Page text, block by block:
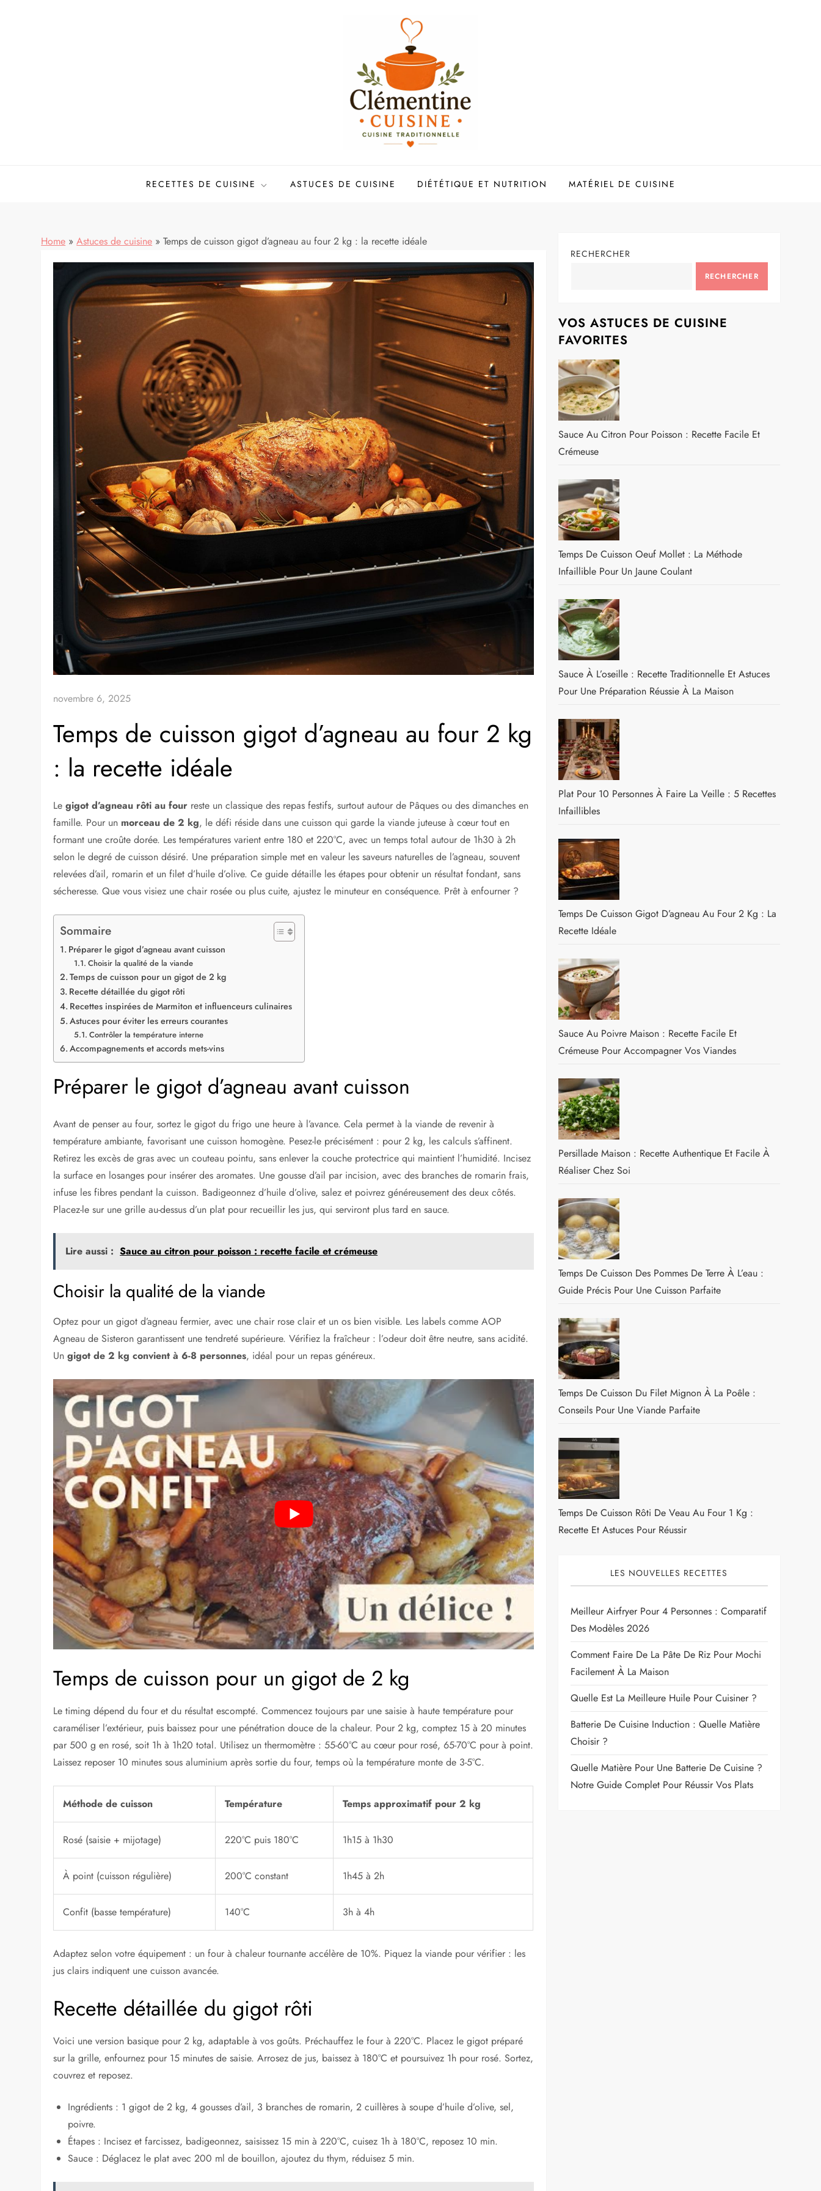
RECETTES DE CUISINE ASTUCES DE CUISINE DIÉTÉTIQUE ET NUTRITION MATÉRIEL DE CUISINE
Home » Astuces de cuisine » Temps de cuisson gigot d’agneau au four 2 kg : la recette idéale
novembre 6, 2025
Temps de cuisson gigot d’agneau au four 2 kg
: la recette idéale
Legigot d’agneau rôti au four reste un classique des repas festifs, surtout autour de Pâques ou des dimanches en
famille. Pour un morceau de 2 kg, le défi réside dans une cuisson qui garde la viande juteuse à cœur tout en
formant une croûte dorée. Les températures varient entre 180 et 220°C, avec un temps total autour de 1h30 à 2h
selon le degré de cuisson désiré. Une préparation simple met en valeur les saveurs naturelles de l’agneau, souvent
relevées d’ail, romarin et un filet d’huile d’olive. Ce guide détaille les étapes pour obtenir un résultat fondant, sans
sécheresse. Que vous visiez une chair rosée ou plus cuite, ajustez le minuteur en conséquence. Prêt à enfourner ?
Sommaire
Préparer le gigot d’agneau avant cuisson
Choisir la qualité de la viande
Temps de cuisson pour un gigot de 2 kg
Recette détaillée du gigot rôti
Recettes inspirées de Marmiton et influenceurs culinaires
Astuces pour éviter les erreurs courantes
Contrôler la température interne
Accompagnements et accords mets-vins
Préparer le gigot d’agneau avant cuisson
Avant de penser au four, sortez le gigot du frigo une heure à l’avance. Cela permet à la viande de revenir à
température ambiante, favorisant une cuisson homogène. Pesez-le précisément : pour 2 kg, les calculs s’affinent.
Retirez les excès de gras avec un couteau pointu, sans enlever la couche protectrice qui maintient l’humidité. Incisez
la surface en losanges pour insérer des aromates. Une gousse d’ail par incision, avec des branches de romarin frais,
infuse les fibres pendant la cuisson. Badigeonnez d’huile d’olive, salez et poivrez généreusement des deux côtés.
Placez-le sur une grille au-dessus d’un plat pour recueillir les jus, qui serviront plus tard en sauce.
Lire aussi : Sauce au citron pour poisson : recette facile et crémeuse
Choisir la qualité de la viande
Optez pour un gigot d’agneau fermier, avec une chair rose clair et un os bien visible. Les labels comme AOP
Agneau de Sisteron garantissent une tendreté supérieure. Vérifiez la fraîcheur : l’odeur doit être neutre, sans acidité.
Ungigot de 2 kg convient à 6-8 personnes, idéal pour un repas généreux.
Temps de cuisson pour un gigot de 2 kg
Le timing dépend du four et du résultat escompté. Commencez toujours par une saisie à haute température pour
caraméliser l’extérieur, puis baissez pour une pénétration douce de la chaleur. Pour 2 kg, comptez 15 à 20 minutes
par 500 g en rosé, soit 1h à 1h20 total. Utilisez un thermomètre : 55-60°C au cœur pour rosé, 65-70°C pour à point.
Laissez reposer 10 minutes sous aluminium après sortie du four, temps où la température monte de 3-5°C.
Méthode de cuisson Température Temps approximatif pour 2 kg
Rosé (saisie + mijotage) 220°C puis 180°C 1h15 à 1h30
À point (cuisson régulière) 200°C constant 1h45 à 2h
Confit (basse température) 140°C 3h à 4h
Adaptez selon votre équipement : un four à chaleur tournante accélère de 10%. Piquez la viande pour vérifier : les
jus clairs indiquent une cuisson avancée.
Recette détaillée du gigot rôti
Voici une version basique pour 2 kg, adaptable à vos goûts. Préchauffez le four à 220°C. Placez le gigot préparé
sur la grille, enfournez pour 15 minutes de saisie. Arrosez de jus, baissez à 180°C et poursuivez 1h pour rosé. Sortez,
couvrez et reposez.
Ingrédients : 1 gigot de 2 kg, 4 gousses d’ail, 3 branches de romarin, 2 cuillères à soupe d’huile d’olive, sel,
poivre.
Étapes : Incisez et farcissez, badigeonnez, saisissez 15 min à 220°C, cuisez 1h à 180°C, reposez 10 min.
Sauce : Déglacez le plat avec 200 ml de bouillon, ajoutez du thym, réduisez 5 min.
RECHERCHER
RECHERCHER
VOS ASTUCES DE CUISINE
FAVORITES
Sauce Au Citron Pour Poisson : Recette Facile Et
Crémeuse
Temps De Cuisson Oeuf Mollet : La Méthode
Infaillible Pour Un Jaune Coulant
Sauce À L’oseille : Recette Traditionnelle Et Astuces
Pour Une Préparation Réussie À La Maison
Plat Pour 10 Personnes À Faire La Veille : 5 Recettes
Infaillibles
Temps De Cuisson Gigot D’agneau Au Four 2 Kg : La
Recette Idéale
Sauce Au Poivre Maison : Recette Facile Et
Crémeuse Pour Accompagner Vos Viandes
Persillade Maison : Recette Authentique Et Facile À
Réaliser Chez Soi
Temps De Cuisson Des Pommes De Terre À L’eau :
Guide Précis Pour Une Cuisson Parfaite
Temps De Cuisson Du Filet Mignon À La Poêle :
Conseils Pour Une Viande Parfaite
Temps De Cuisson Rôti De Veau Au Four 1 Kg :
Recette Et Astuces Pour Réussir
LES NOUVELLES RECETTES
Meilleur Airfryer Pour 4 Personnes : Comparatif
Des Modèles 2026
Comment Faire De La Pâte De Riz Pour Mochi
Facilement À La Maison
Quelle Est La Meilleure Huile Pour Cuisiner ?
Batterie De Cuisine Induction : Quelle Matière
Choisir ?
Quelle Matière Pour Une Batterie De Cuisine ?
Notre Guide Complet Pour Réussir Vos Plats